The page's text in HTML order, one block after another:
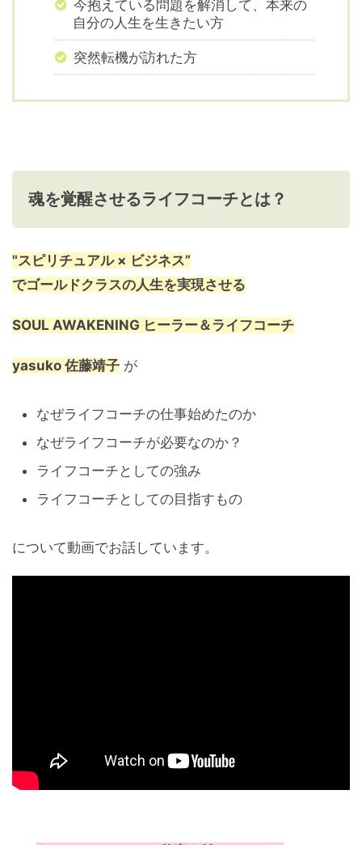
今抱えている問題を解消して、本来の
自分の人生を生きたい方
突然転機が訪れた方
魂を覚醒させるライフコーチとは？
"スピリチュアル × ビジネス”
でゴールドクラスの人生を実現させる
SOUL AWAKENING ヒーラー＆ライフコーチ
yasuko 佐藤靖子 が
なぜライフコーチの仕事始めたのか
なぜライフコーチが必要なのか？
ライフコーチとしての強み
ライフコーチとしての目指すもの
について動画でお話しています。